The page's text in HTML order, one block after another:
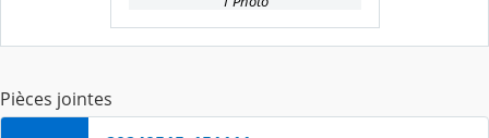
Pièces jointes